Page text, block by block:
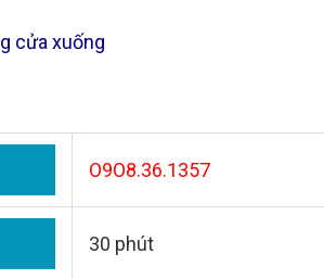
cửa xuống
O9O8.36.1357
30 phút